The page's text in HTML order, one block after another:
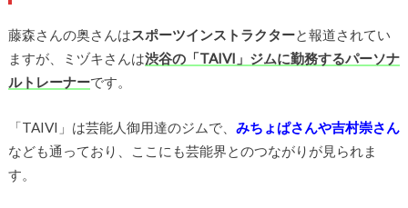
藤森さんの奥さんはスポーツインストラクターと報道されてい
ますが、ミヅキさんは渋谷の「TAIVI」ジムに勤務するパーソナ
ルトレーナーです。
「TAIVI」は芸能人御用達のジムで、 みちょぱさんや吉村崇さん
なども通っており、ここにも芸能界とのつながりが見られま
す。